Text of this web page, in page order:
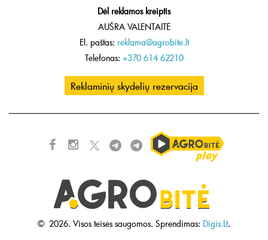
Dėl reklamos kreiptis
AUŠRA VALENTAITĖ
El. paštas: reklama@agrobite.lt
Telefonas: +370 614 62210
Reklaminių skydelių rezervacija
© 2026. Visos teisės saugomos. Sprendimas: Digis.Lt.